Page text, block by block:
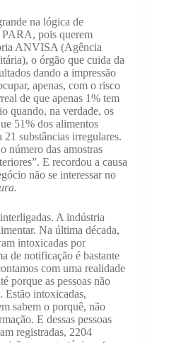
na lógica de
PARA, pois querem
ANVISA (Agência
o órgão que cuida da
dando a impressão
apenas, com o risco
de que apenas 1% tem
quando, na verdade, os
51% dos alimentos
21 substâncias irregulares.
número das amostras
E recordou a causa
não se interessar no
A indústria
Na última década,
intoxicadas por
de notificação é bastante
com uma realidade
porque as pessoas não
Estão intoxicadas,
sabem o porquê, não
E dessas pessoas
registradas, 2204